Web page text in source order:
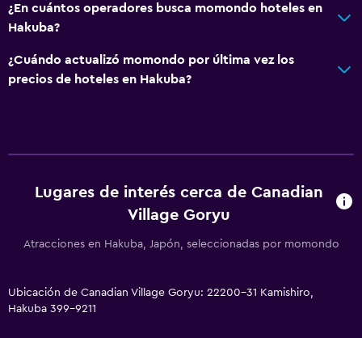
¿En cuántos operadores busca momondo hoteles en
Hakuba?
¿Cuándo actualizó momondo por última vez los
precios de hoteles en Hakuba?
Lugares de interés cerca de Canadian
Village Goryu
Atracciones en Hakuba, Japón, seleccionadas por momondo
Ubicación de Canadian Village Goryu: 22200-31 Kamishiro,
Hakuba 399-9211